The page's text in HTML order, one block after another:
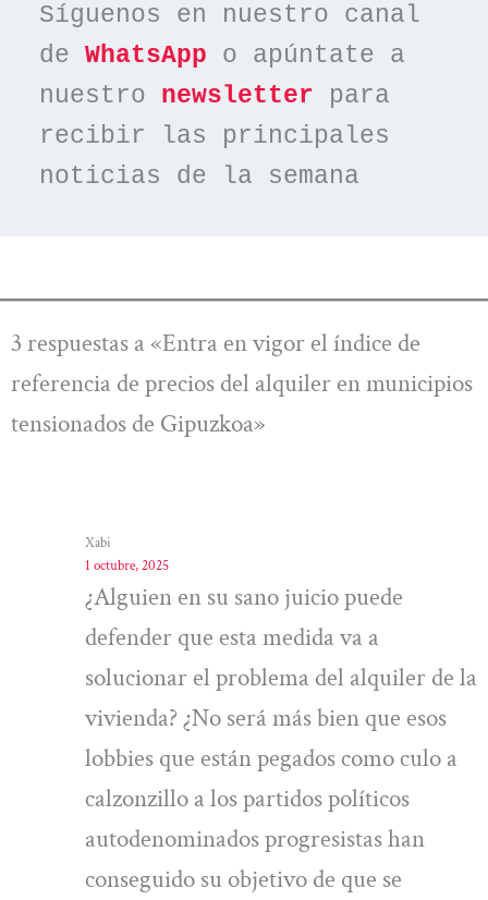
Síguenos en nuestro canal
de WhatsApp o apúntate a
nuestro newsletter para
recibir las principales
noticias de la semana
3 respuestas a «Entra en vigor el índice de
referencia de precios del alquiler en municipios
tensionados de Gipuzkoa»
Xabi
1 octubre, 2025
¿Alguien en su sano juicio puede
defender que esta medida va a
solucionar el problema del alquiler de la
vivienda? ¿No será más bien que esos
lobbies que están pegados como culo a
calzonzillo a los partidos políticos
autodenominados progresistas han
conseguido su objetivo de que se